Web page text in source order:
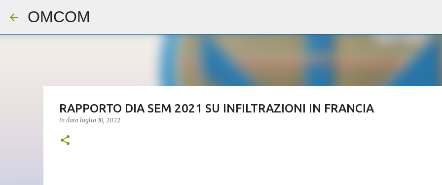
OMCOM
RAPPORTO DIA SEM 2021 SU INFILTRAZIONI IN FRANCIA
in data luglio 10, 2022